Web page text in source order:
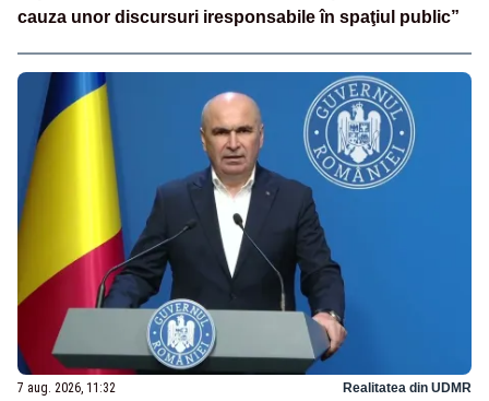
cauza unor discursuri iresponsabile în spaţiul public”
7 aug. 2026, 11:32 Realitatea din UDMR